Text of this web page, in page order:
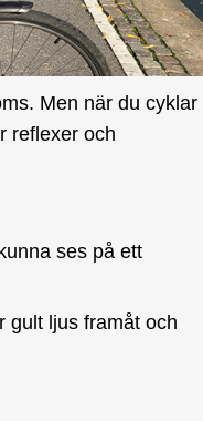
Men när du cyklar
reflexer och
ses på ett
gult ljus framåt och